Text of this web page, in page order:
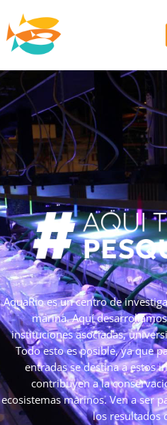
AquaRio es un centro de
marina. Aquí
instituciones asociadas,
Todo esto es posible, ya que
entradas se destina a estos
contribuyen a la
ecosistemas marinos. Ven a ser
los resultados